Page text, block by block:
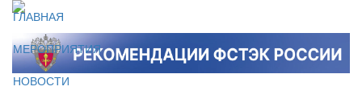
ГЛАВНАЯ
МЕРОПРИЯТИЯ
НОВОСТИ